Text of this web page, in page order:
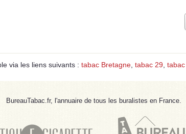
via les liens suivants : tabac Bretagne, tabac 29,
BureauTabac.fr, l'annuaire de tous les buralistes en France.